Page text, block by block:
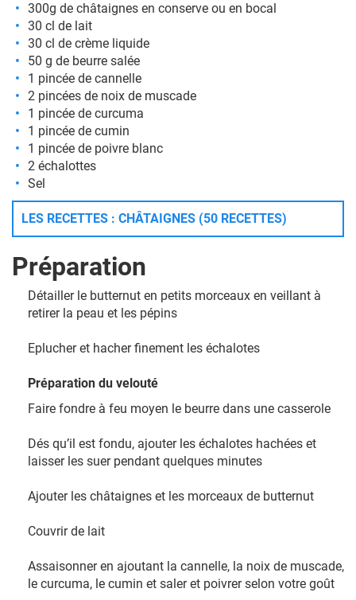
300g de châtaignes en conserve ou en bocal
30 cl de lait
30 cl de crème liquide
50 g de beurre salée
1 pincée de cannelle
2 pincées de noix de muscade
1 pincée de curcuma
1 pincée de cumin
1 pincée de poivre blanc
2 échalottes
Sel
LES RECETTES : CHÂTAIGNES (50 RECETTES)
Préparation
Détailler le butternut en petits morceaux en veillant à
retirer la peau et les pépins
Eplucher et hacher finement les échalotes
Préparation du velouté
Faire fondre à feu moyen le beurre dans une casserole
Dés qu’il est fondu, ajouter les échalotes hachées et
laisser les suer pendant quelques minutes
Ajouter les châtaignes et les morceaux de butternut
Couvrir de lait
Assaisonner en ajoutant la cannelle, la noix de muscade,
le curcuma, le cumin et saler et poivrer selon votre goût